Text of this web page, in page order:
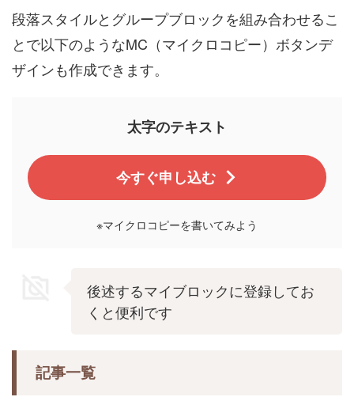
段落スタイルとグループブロックを組み合わせるこ
とで以下のようなMC（マイクロコピー）ボタンデ
ザインも作成できます。
太字のテキスト
今すぐ申し込む
※マイクロコピーを書いてみよう
後述するマイブロックに登録してお
くと便利です
記事一覧